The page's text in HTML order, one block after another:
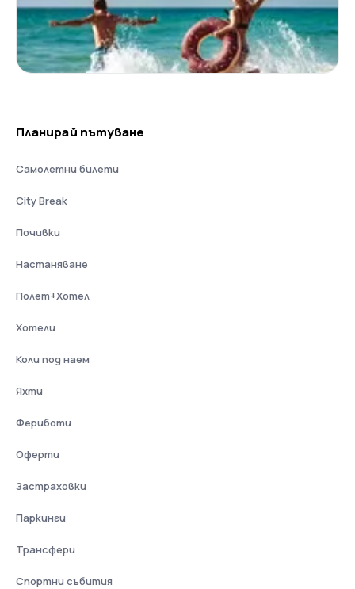
Планирай пътуване
Самолетни билети
City Break
Почивки
Настаняване
Полет+Хотел
Хотели
Коли под наем
Яхти
Фериботи
Оферти
Застраховки
Паркинги
Трансфери
Спортни събития